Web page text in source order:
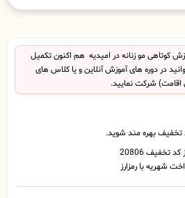
کوتاهی مو زنانه در امیدیه هم اکنون تکمیل
در دوره های آموزش آنلاین و یا کلاس های
اقامت) شرکت نمایید.